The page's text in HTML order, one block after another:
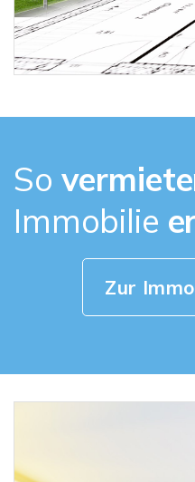
So
Immobilie
Zur